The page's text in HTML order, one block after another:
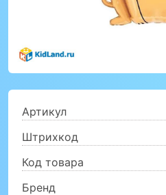
Артикул
Штрихкод
Код товара
Бренд